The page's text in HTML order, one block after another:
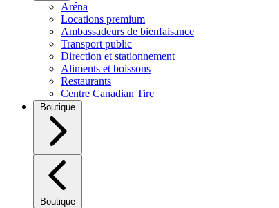
Aréna
Locations premium
Ambassadeurs de bienfaisance
Transport public
Direction et stationnement
Aliments et boissons
Restaurants
Centre Canadian Tire
Boutique
Boutique